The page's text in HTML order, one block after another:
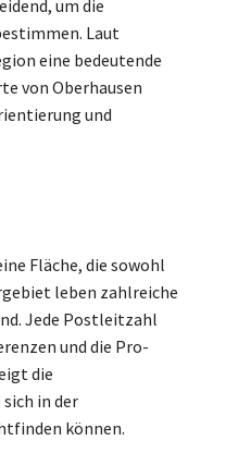
um die
Laut
eine bedeutende
von Oberhausen
und
Fläche, die sowohl
leben zahlreiche
Jede Postleitzahl
und die Pro-
die
in der
können.